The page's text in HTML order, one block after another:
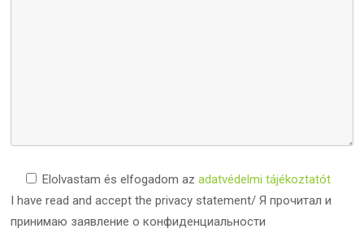
Elolvastam és elfogadom azadatvédelmi tájékoztatót
I have read and accept the privacy statement/ Я прочитал и
принимаю заявление о конфиденциальности